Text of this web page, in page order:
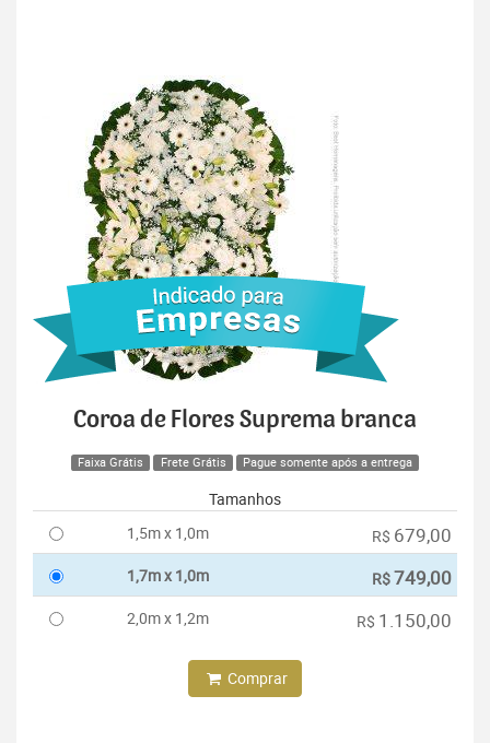
Coroa de Flores Suprema branca
Faixa Grátis Frete Grátis Pague somente após a entrega
Tamanhos
1,5m x 1,0m
R$ 679,00
1,7m x 1,0m R$749,00
2,0m x 1,2m R$ 1.150,00
Comprar